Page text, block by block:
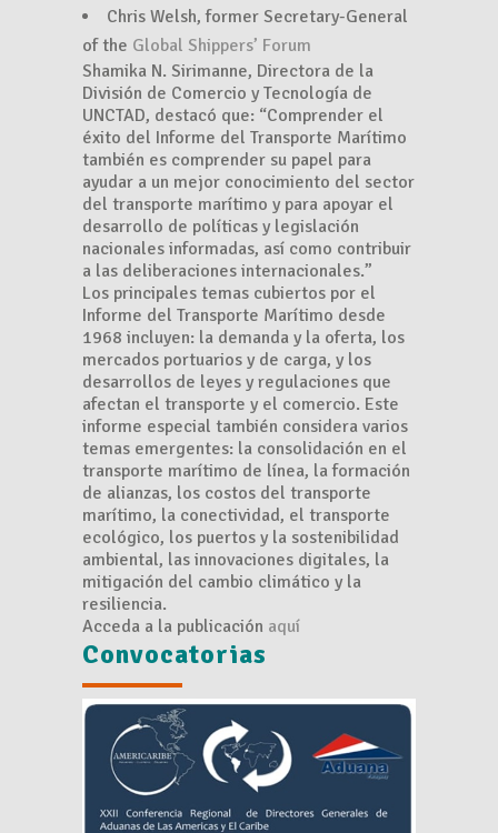
Chris Welsh, former Secretary-General
of the Global Shippers’ Forum
Shamika N. Sirimanne, Directora de la
División de Comercio y Tecnología de
UNCTAD, destacó que: “Comprender el
éxito del Informe del Transporte Marítimo
también es comprender su papel para
ayudar a un mejor conocimiento del sector
del transporte marítimo y para apoyar el
desarrollo de políticas y legislación
nacionales informadas, así como contribuir
a las deliberaciones internacionales.”
Los principales temas cubiertos por el
Informe del Transporte Marítimo desde
1968 incluyen: la demanda y la oferta, los
mercados portuarios y de carga, y los
desarrollos de leyes y regulaciones que
afectan el transporte y el comercio. Este
informe especial también considera varios
temas emergentes: la consolidación en el
transporte marítimo de línea, la formación
de alianzas, los costos del transporte
marítimo, la conectividad, el transporte
ecológico, los puertos y la sostenibilidad
ambiental, las innovaciones digitales, la
mitigación del cambio climático y la
resiliencia.
Acceda a la publicación aquí
Convocatorias